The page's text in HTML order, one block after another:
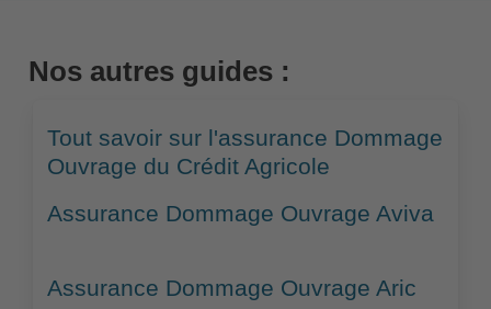
Nos autres guides :
Tout savoir sur l'assurance Dommage
Ouvrage du Crédit Agricole
Assurance Dommage Ouvrage Aviva
Assurance Dommage Ouvrage Aric